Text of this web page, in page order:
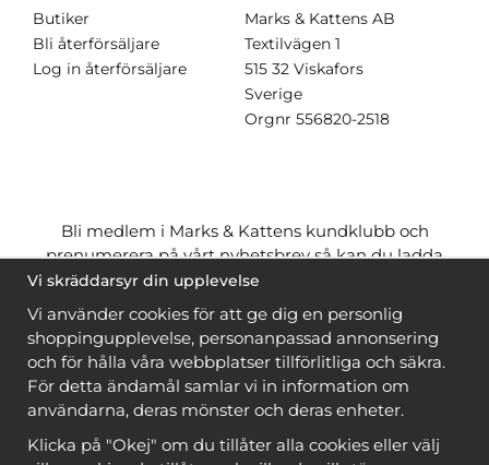
Butiker
Bli återförsäljare
Log in återförsäljare
Marks & Kattens AB
Textilvägen 1
515 32 Viskafors
Sverige
Orgnr 556820-2518
Bli medlem i Marks & Kattens kundklubb och
prenumerera på vårt nyhetsbrev så kan du ladda
ner många mönstergratisoch få många
när du handlar garn till mönstret. Du ser vilka som
är
gratis när du är inloggad
Bli medlem
Vi skräddarsyr din upplevelse
Vi använder cookies för att ge dig en personlig
shoppingupplevelse, personanpassad annonsering
och för hålla våra webbplatser tillförlitliga och säkra.
För detta ändamål samlar vi in information om
användarna, deras mönster och deras enheter.
Klicka på "Okej" om du tillåter alla cookies eller välj